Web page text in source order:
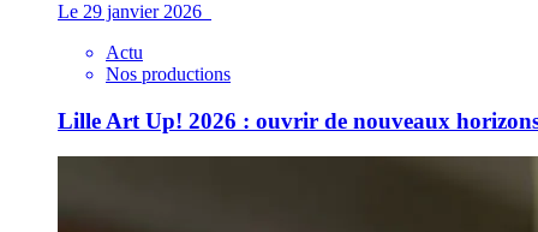
Le 29 janvier 2026
Actu
Nos productions
Lille Art Up! 2026 : ouvrir de nouveaux